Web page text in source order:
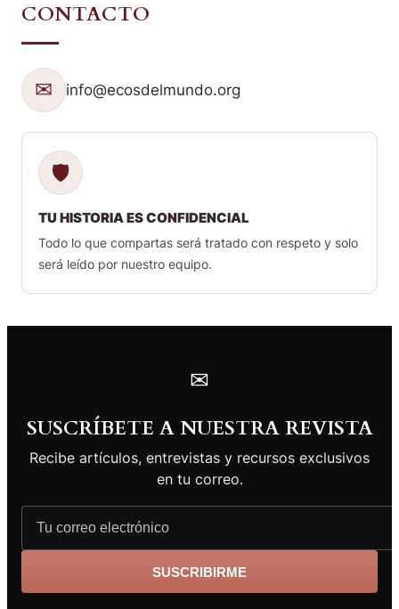
CONTACTO
✉ info@ecosdelmundo.org
🛡
TU HISTORIA ES CONFIDENCIAL
Todo lo que compartas será tratado con respeto y solo
será leído por nuestro equipo.
✉
SUSCRÍBETE A NUESTRA REVISTA
Recibe artículos, entrevistas y recursos exclusivos
en tu correo.
SUSCRIBIRME